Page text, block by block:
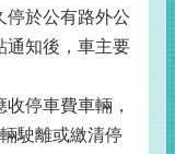
停於公有路外公
通知後，車主要
停車費車輛，
駛離或繳清停